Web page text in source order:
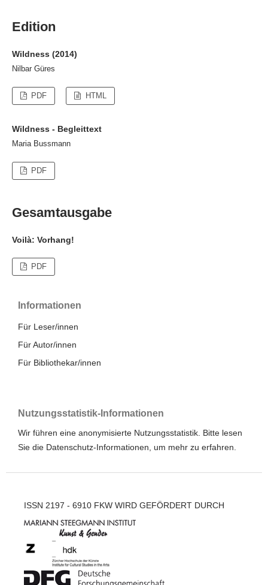
Edition
Wildness (2014)
Nilbar Güres
PDF HTML
Wildness - Begleittext
Maria Bussmann
PDF
Gesamtausgabe
Voilà: Vorhang!
PDF
Informationen
Für Leser/innen
Für Autor/innen
Für Bibliothekar/innen
Nutzungsstatistik-Informationen
Wir führen eine anonymisierte Nutzungsstatistik. Bitte lesen
Sie die Datenschutz-Informationen , um mehr zu erfahren.
ISSN 2197 - 6910 FKW WIRD GEFÖRDERT DURCH